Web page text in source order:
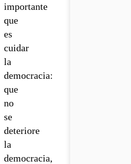
importante
que
es
cuidar
la
democracia:
que
no
se
deteriore
la
democracia,